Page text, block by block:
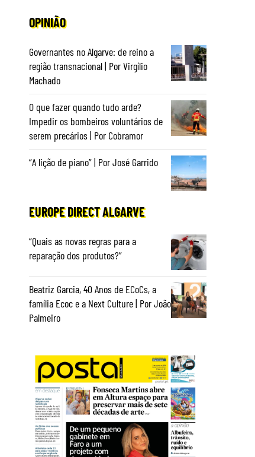
OPINIÃO
Governantes no Algarve: de reino a
região transnacional | Por Virgílio
Machado
O que fazer quando tudo arde?
Impedir os bombeiros voluntários de
serem precários | Por Cobramor
“A lição de piano” | Por José Garrido
EUROPE DIRECT ALGARVE
“Quais as novas regras para a
reparação dos produtos?”
Beatriz Garcia, 40 Anos de ECoCs, a
família Ecoc e a Next Culture | Por João
Palmeiro